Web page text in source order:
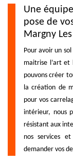
Une
pose de
Margny
Pour avoir un
maitrise l’art et
pouvons créer
la création de
pour vos
intérieur, nous
résistant aux
nos services
demander vos